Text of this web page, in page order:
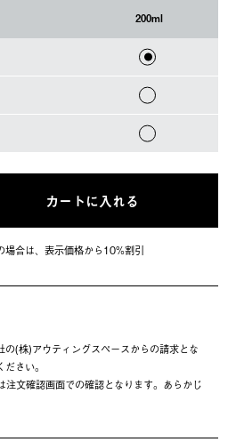
200ml
カートに入れる
合は、表⽰価格から10%割引
(株)アウティングスペースからの請求とな
さい。
⽂確認画⾯での確認となります。あらかじ